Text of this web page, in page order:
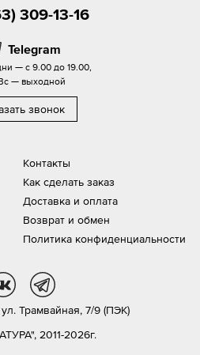
Контакты
Как сделать заказ
Доставка и оплата
Возврат и обмен
Политика конфиденциальности
309-13-16
Telegram
— с 9.00 до 19.00,
— выходной
звонок
2011-2026г.
ул. Трамвайная, 7/9 (ПЭК)